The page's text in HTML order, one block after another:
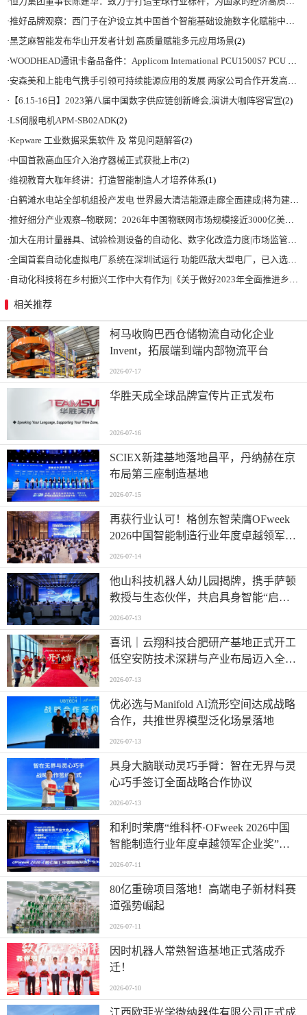
·推好品牌观察：西门子在沪设立其中国首个智能基础设施数字化赋能中心
·黑芝麻智能发布华山开发者计划 高质量赋能多元应用场景(2)
·WOODHEAD通讯卡备品备件：Applicom International PCU1500S7 PCU 1500 S7 V4.5.0
·安森美和上能电气携手引领可持续能源应用的发展 两家公司合作开发高性能储能和太阳能组串式逆变器方案 以实现可持续的未来
· 【6.15-16日】2023第八届中国数字供应链创新峰会,演讲大咖阵容官宣(2)
·LS伺服电机APM-SB02ADK(2)
·Kepware 工业数据采集软件 及 常见问题解答(2)
·中国首款高血压介入治疗器械正式获批上市(2)
·维视教育大咖年终讲：打造智能制造人才培养体系(1)
·白鹤滩水电站全部机组投产发电 世界最大清洁能源走廊全面建成|将为建设新型能源体系、保障国家能源安全、实现“双碳”目标提供有力支撑
·推好细分产业观察--物联网：2026年中国物联网市场规模接近3000亿美元 智慧工厂、智慧城市、智慧电网等将占60%以上
·加大在用计量器具、试验检测设备的自动化、数字化改造力度|市场监管总局 工业和信息化部 关于促进企业计量能力提升的指导意见
·全国首套自动化虚拟电厂系统在深圳试运行 功能匹敌大型电厂，已入选国际典型案例
· 自动化科技将在乡村振兴工作中大有作为|《关于做好2023年全面推进乡村振兴重点工作的意见》发布
相关推荐
柯马收购巴西仓储物流自动化企业
Invent，拓展端到端内部物流平台
2026-07-17
华胜天成全球品牌宣传片正式发布
2026-07-16
SCIEX新建基地落地昌平，丹纳赫在京
布局第三座制造基地
2026-07-15
再获行业认可！格创东智荣膺OFweek
2026中国智能制造行业年度卓越领军企
业奖
2026-07-14
他山科技机器人幼儿园揭牌，携手萨顿
教授与生态伙伴，共启具身智能“启蒙
时代”
2026-07-13
喜讯｜云翔科技合肥研产基地正式开工
低空安防技术深耕与产业布局迈入全新
阶段
2026-07-13
优必选与Manifold AI流形空间达成战略
合作，共推世界模型泛化场景落地
2026-07-13
具身大脑联动灵巧手臂：智在无界与灵
心巧手签订全面战略合作协议
2026-07-13
和利时荣膺“维科杯·OFweek 2026中国
智能制造行业年度卓越领军企业奖”，
以自主创新实力引领智造新浪潮
2026-07-11
80亿重磅项目落地！高端电子新材料赛
道强势崛起
2026-07-11
因时机器人常熟智造基地正式落成乔
迁！
2026-07-10
江西欧菲光学微纳器件有限公司正式成